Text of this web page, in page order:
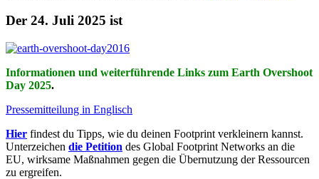
Der 24. Juli 2025 ist
Informationen und weiterführende Links zum Earth Overshoot
Day 2025.
Pressemitteilung in Englisch
Hier findest du Tipps, wie du deinen Footprint verkleinern kannst.
Unterzeichen die Petition des Global Footprint Networks an die
EU, wirksame Maßnahmen gegen die Übernutzung der Ressourcen
zu ergreifen.